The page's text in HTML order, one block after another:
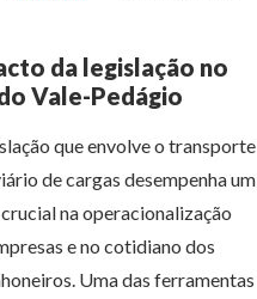
da legislação no
Vale-Pedágio
que envolve o transporte
de cargas desempenha um
na operacionalização
e no cotidiano dos
Uma das ferramentas